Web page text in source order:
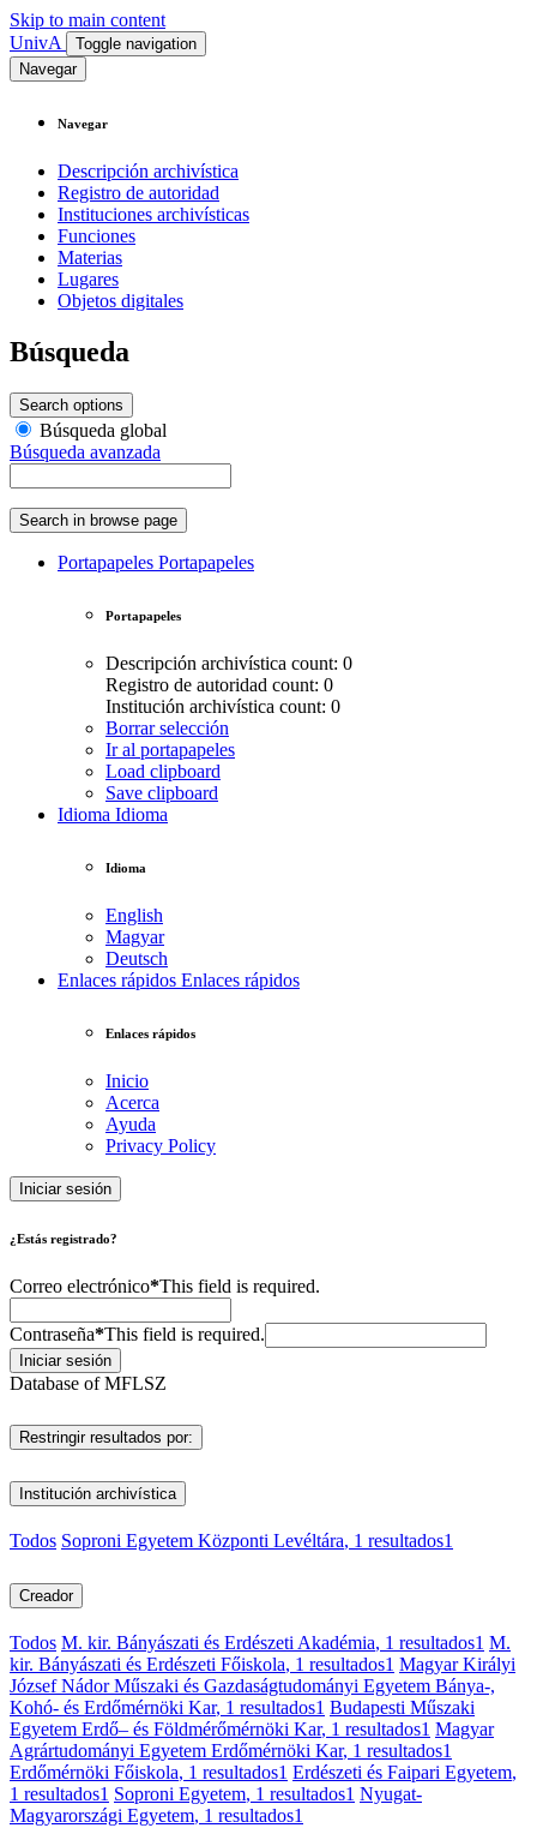
Skip to main content
UnivA
Toggle navigation
Navegar
Navegar
Descripción archivística
Registro de autoridad
Instituciones archivísticas
Funciones
Materias
Lugares
Objetos digitales
Búsqueda
Search options
Búsqueda global
Búsqueda avanzada
Search in browse page
Portapapeles Portapapeles
Portapapeles
Descripción archivística count: 0
Registro de autoridad count: 0
Institución archivística count: 0
Borrar selección
Ir al portapapeles
Load clipboard
Save clipboard
Idioma Idioma
Idioma
English
Magyar
Deutsch
Enlaces rápidos Enlaces rápidos
Enlaces rápidos
Inicio
Acerca
Ayuda
Privacy Policy
Iniciar sesión
¿Estás registrado?
Correo electrónico*This field is required.
Contraseña*This field is required.
Iniciar sesión
Database of MFLSZ
Restringir resultados por:
Institución archivística
Todos Soproni Egyetem Központi Levéltára, 1 resultados1
Creador
Todos M. kir. Bányászati és Erdészeti Akadémia, 1 resultados1 M.
kir. Bányászati és Erdészeti Főiskola, 1 resultados1 Magyar Királyi
József Nádor Műszaki és Gazdaságtudományi Egyetem Bánya-,
Kohó- és Erdőmérnöki Kar, 1 resultados1 Budapesti Műszaki
Egyetem Erdő– és Földmérőmérnöki Kar, 1 resultados1 Magyar
Agrártudományi Egyetem Erdőmérnöki Kar, 1 resultados1
Erdőmérnöki Főiskola, 1 resultados1 Erdészeti és Faipari Egyetem,
1 resultados1 Soproni Egyetem, 1 resultados1 Nyugat-
Magyarországi Egyetem, 1 resultados1